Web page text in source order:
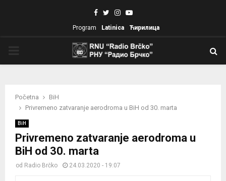
Facebook
TwitterInstagram
Youtube
Program Latinica Ћирилица
Početna
BiH
Privremeno zatvaranje aerodroma u BiH od 30. marta
BiH
Privremeno zatvaranje aerodroma u
BiH od 30. marta
od Radio Brčko 24.03.2020 - 19:07